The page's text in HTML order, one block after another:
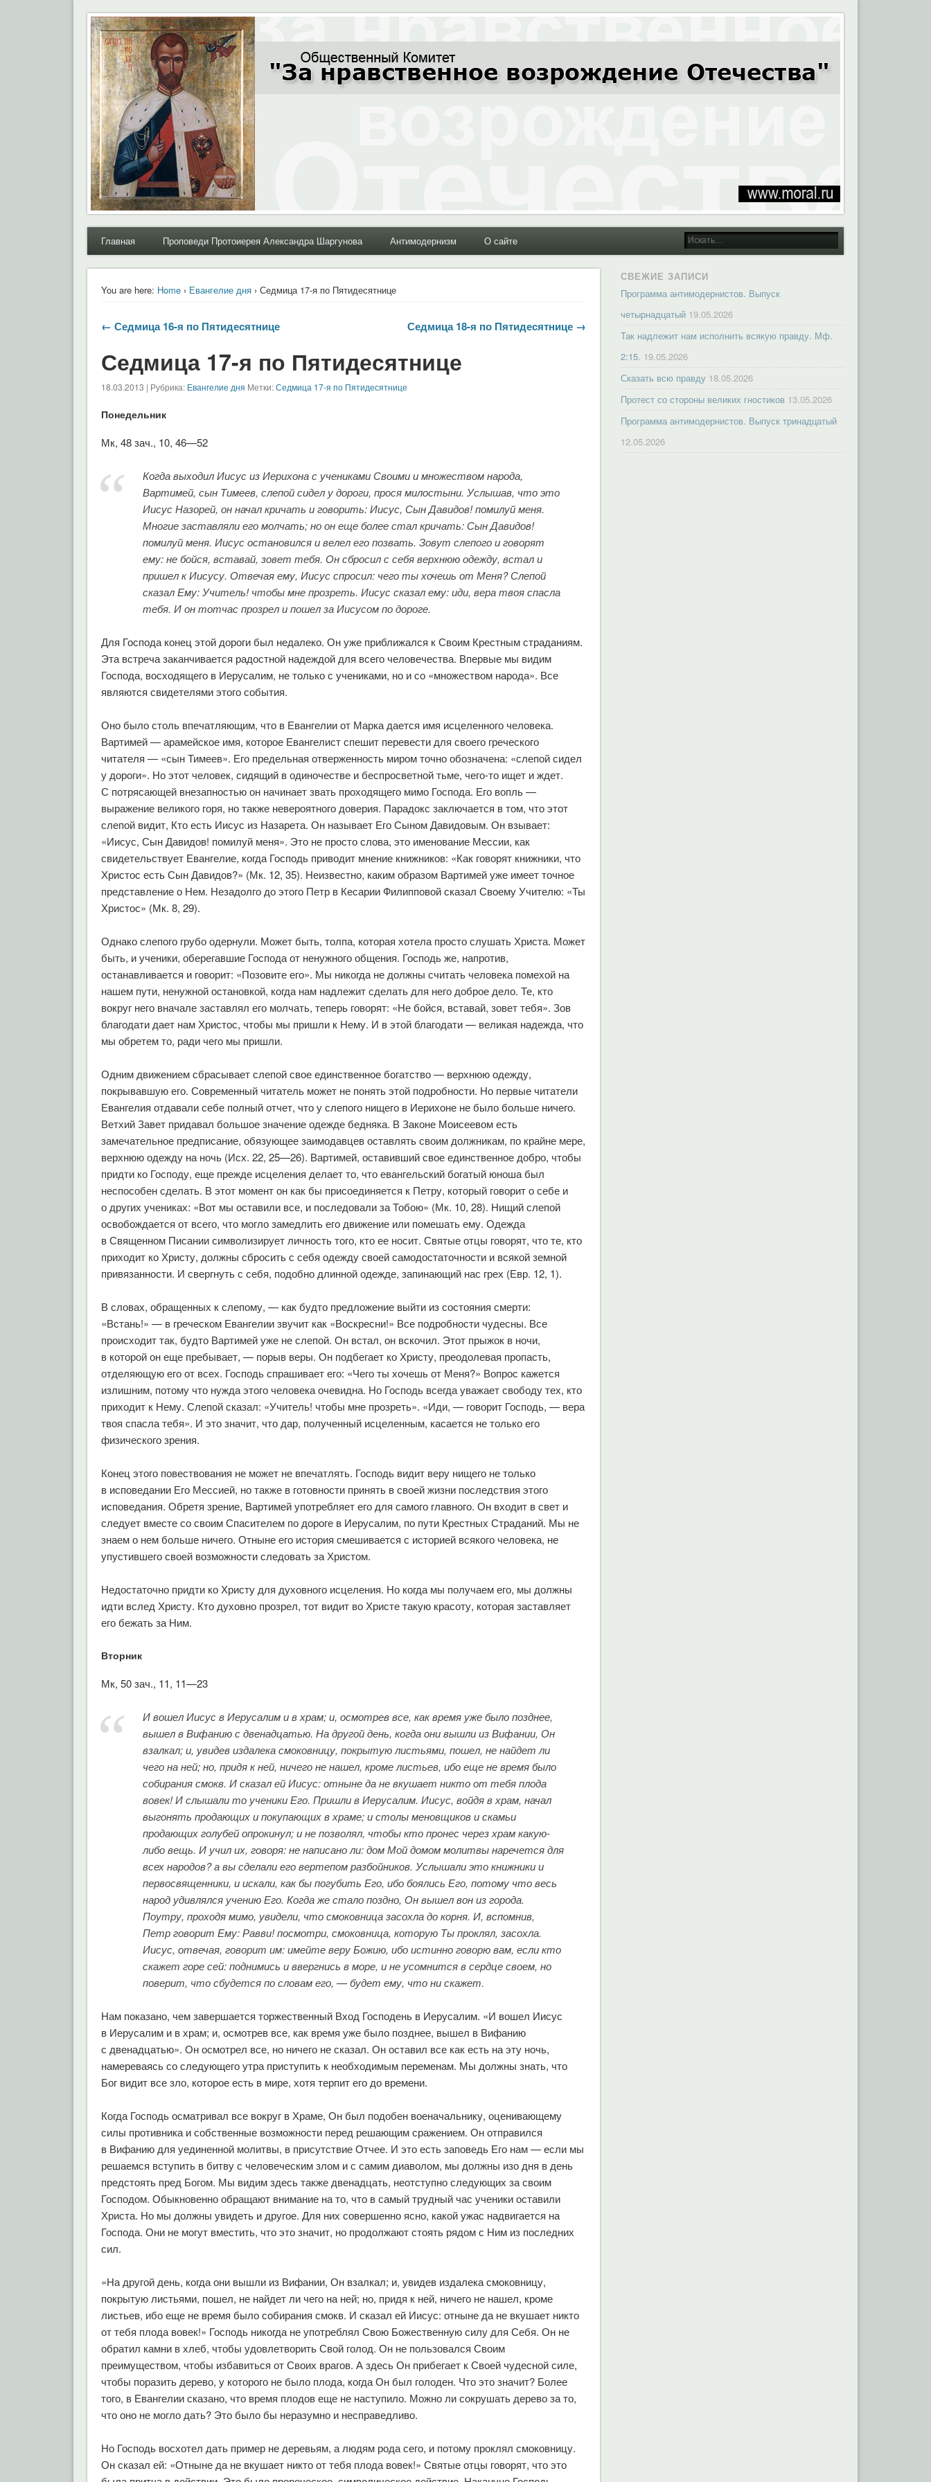
Moral.Ru
Общественный Комитет "За нравственное возрождение Отечества"
Главная Проповеди Протоиерея Александра Шаргунова Антимодернизм О сайте
You are here: Home› Евангелие дня› Седмица 17-я по Пятидесятнице
← Седмица 16-я по Пятидесятнице Седмица 18-я по Пятидесятнице →
Седмица 17-я по Пятидесятнице
18.03.2013 | Рубрика: Евангелие дня Метки:Седмица 17-я по Пятидесятнице
Понедельник
Мк, 48 зач., 10, 46—52
Когда выходил Иисус из Иерихона с учениками Своими и множеством народа,
Вартимей, сын Тимеев, слепой сидел у дороги, прося милостыни. Услышав, что это
Иисус Назорей, он начал кричать и говорить: Иисус, Сын Давидов! помилуй меня.
Многие заставляли его молчать; но он еще более стал кричать: Сын Давидов!
помилуй меня. Иисус остановился и велел его позвать. Зовут слепого и говорят
ему: не бойся, вставай, зовет тебя. Он сбросил с себя верхнюю одежду, встал и
пришел к Иисусу. Отвечая ему, Иисус спросил: чего ты хочешь от Меня? Слепой
сказал Ему: Учитель! чтобы мне прозреть. Иисус сказал ему: иди, вера твоя спасла
тебя. И он тотчас прозрел и пошел за Иисусом по дороге.
Для Господа конец этой дороги был недалеко. Он уже приближался к Своим Крестным страданиям.
Эта встреча заканчивается радостной надеждой для всего человечества. Впервые мы видим
Господа, восходящего в Иерусалим, не только с учениками, но и со «множеством народа». Все
являются свидетелями этого события.
Оно было столь впечатляющим, что в Евангелии от Марка дается имя исцеленного человека.
Вартимей — арамейское имя, которое Евангелист спешит перевести для своего греческого
читателя — «сын Тимеев». Его предельная отверженность миром точно обозначена: «слепой сидел
у дороги». Но этот человек, сидящий в одиночестве и беспросветной тьме, чего-то ищет и ждет.
С потрясающей внезапностью он начинает звать проходящего мимо Господа. Его вопль —
выражение великого горя, но также невероятного доверия. Парадокс заключается в том, что этот
слепой видит, Кто есть Иисус из Назарета. Он называет Его Сыном Давидовым. Он взывает:
«Иисус, Сын Давидов! помилуй меня». Это не просто слова, это именование Мессии, как
свидетельствует Евангелие, когда Господь приводит мнение книжников: «Как говорят книжники, что
Христос есть Сын Давидов?» (Мк. 12, 35). Неизвестно, каким образом Вартимей уже имеет точное
представление о Нем. Незадолго до этого Петр в Кесарии Филипповой сказал Своему Учителю: «Ты
Христос» (Мк. 8, 29).
Однако слепого грубо одернули. Может быть, толпа, которая хотела просто слушать Христа. Может
быть, и ученики, оберегавшие Господа от ненужного общения. Господь же, напротив,
останавливается и говорит: «Позовите его». Мы никогда не должны считать человека помехой на
нашем пути, ненужной остановкой, когда нам надлежит сделать для него доброе дело. Те, кто
вокруг него вначале заставлял его молчать, теперь говорят: «Не бойся, вставай, зовет тебя». Зов
благодати дает нам Христос, чтобы мы пришли к Нему. И в этой благодати — великая надежда, что
мы обретем то, ради чего мы пришли.
Одним движением сбрасывает слепой свое единственное богатство — верхнюю одежду,
покрывавшую его. Современный читатель может не понять этой подробности. Но первые читатели
Евангелия отдавали себе полный отчет, что у слепого нищего в Иерихоне не было больше ничего.
Ветхий Завет придавал большое значение одежде бедняка. В Законе Моисеевом есть
замечательное предписание, обязующее заимодавцев оставлять своим должникам, по крайне мере,
верхнюю одежду на ночь (Исх. 22, 25—26). Вартимей, оставивший свое единственное добро, чтобы
придти ко Господу, еще прежде исцеления делает то, что евангельский богатый юноша был
неспособен сделать. В этот момент он как бы присоединяется к Петру, который говорит о себе и
о других учениках: «Вот мы оставили все, и последовали за Тобою» (Мк. 10, 28). Нищий слепой
освобождается от всего, что могло замедлить его движение или помешать ему. Одежда
в Священном Писании символизирует личность того, кто ее носит. Святые отцы говорят, что те, кто
приходит ко Христу, должны сбросить с себя одежду своей самодостаточности и всякой земной
привязанности. И свергнуть с себя, подобно длинной одежде, запинающий нас грех (Евр. 12, 1).
В словах, обращенных к слепому, — как будто предложение выйти из состояния смерти:
«Встань!» — в греческом Евангелии звучит как «Воскресни!» Все подробности чудесны. Все
происходит так, будто Вартимей уже не слепой. Он встал, он вскочил. Этот прыжок в ночи,
в которой он еще пребывает, — порыв веры. Он подбегает ко Христу, преодолевая пропасть,
отделяющую его от всех. Господь спрашивает его: «Чего ты хочешь от Меня?» Вопрос кажется
излишним, потому что нужда этого человека очевидна. Но Господь всегда уважает свободу тех, кто
приходит к Нему. Слепой сказал: «Учитель! чтобы мне прозреть». «Иди, — говорит Господь, — вера
твоя спасла тебя». И это значит, что дар, полученный исцеленным, касается не только его
физического зрения.
Конец этого повествования не может не впечатлять. Господь видит веру нищего не только
в исповедании Его Мессией, но также в готовности принять в своей жизни последствия этого
исповедания. Обретя зрение, Вартимей употребляет его для самого главного. Он входит в свет и
следует вместе со своим Спасителем по дороге в Иерусалим, по пути Крестных Страданий. Мы не
знаем о нем больше ничего. Отныне его история смешивается с историей всякого человека, не
упустившего своей возможности следовать за Христом.
Недостаточно придти ко Христу для духовного исцеления. Но когда мы получаем его, мы должны
идти вслед Христу. Кто духовно прозрел, тот видит во Христе такую красоту, которая заставляет
его бежать за Ним.
Вторник
Мк, 50 зач., 11, 11—23
И вошел Иисус в Иерусалим и в храм; и, осмотрев все, как время уже было позднее,
вышел в Вифанию с двенадцатью. На другой день, когда они вышли из Вифании, Он
взалкал; и, увидев издалека смоковницу, покрытую листьями, пошел, не найдет ли
чего на ней; но, придя к ней, ничего не нашел, кроме листьев, ибо еще не время было
собирания смокв. И сказал ей Иисус: отныне да не вкушает никто от тебя плода
вовек! И слышали то ученики Его. Пришли в Иерусалим. Иисус, войдя в храм, начал
выгонять продающих и покупающих в храме; и столы меновщиков и скамьи
продающих голубей опрокинул; и не позволял, чтобы кто пронес через храм какую-
либо вещь. И учил их, говоря: не написано ли: дом Мой домом молитвы наречется для
всех народов? а вы сделали его вертепом разбойников. Услышали это книжники и
первосвященники, и искали, как бы погубить Его, ибо боялись Его, потому что весь
народ удивлялся учению Его. Когда же стало поздно, Он вышел вон из города.
Поутру, проходя мимо, увидели, что смоковница засохла до корня. И, вспомнив,
Петр говорит Ему: Равви! посмотри, смоковница, которую Ты проклял, засохла.
Иисус, отвечая, говорит им: имейте веру Божию, ибо истинно говорю вам, если кто
скажет горе сей: поднимись и ввергнись в море, и не усомнится в сердце своем, но
поверит, что сбудется по словам его, — будет ему, что ни скажет.
Нам показано, чем завершается торжественный Вход Господень в Иерусалим. «И вошел Иисус
в Иерусалим и в храм; и, осмотрев все, как время уже было позднее, вышел в Вифанию
с двенадцатью». Он осмотрел все, но ничего не сказал. Он оставил все как есть на эту ночь,
намереваясь со следующего утра приступить к необходимым переменам. Мы должны знать, что
Бог видит все зло, которое есть в мире, хотя терпит его до времени.
Когда Господь осматривал все вокруг в Храме, Он был подобен военачальнику, оценивающему
силы противника и собственные возможности перед решающим сражением. Он отправился
в Вифанию для уединенной молитвы, в присутствие Отчее. И это есть заповедь Его нам — если мы
решаемся вступить в битву с человеческим злом и с самим диаволом, мы должны изо дня в день
предстоять пред Богом. Мы видим здесь также двенадцать, неотступно следующих за своим
Господом. Обыкновенно обращают внимание на то, что в самый трудный час ученики оставили
Христа. Но мы должны увидеть и другое. Для них совершенно ясно, какой ужас надвигается на
Господа. Они не могут вместить, чтоэто значит, но продолжают стоять рядом с Ним из последних
сил.
«На другой день, когда они вышли из Вифании, Он взалкал; и, увидев издалека смоковницу,
покрытую листьями, пошел, не найдет ли чего на ней; но, придя к ней, ничего не нашел, кроме
листьев, ибо еще не время было собирания смокв. И сказал ей Иисус: отныне да не вкушает никто
от тебя плода вовек!» Господь никогда не употреблял Свою Божественную силу для Себя. Он не
обратил камни в хлеб, чтобы удовлетворить Свой голод. Он не пользовался Своим
преимуществом, чтобы избавиться от Своих врагов. А здесь Он прибегает к Своей чудесной силе,
чтобы поразить дерево, у которого не было плода, когда Он был голоден. Что это значит? Более
того, в Евангелии сказано, что время плодов еще не наступило. Можно ли сокрушать дерево за то,
что оно не могло дать? Это было бы неразумно и несправедливо.
Но Господь восхотел дать пример не деревьям, а людям рода сего, и потому проклял смоковницу.
Он сказал ей: «Отныне да не вкушает никто от тебя плода вовек!» Святые отцы говорят, что это
СВЕЖИЕ ЗАПИСИ
Программа антимодернистов. Выпуск
четырнадцатый 19.05.2026
Так надлежит нам исполнить всякую правду. Мф.
2:15. 19.05.2026
Сказать всю правду 18.05.2026
Протест со стороны великих гностиков 13.05.2026
Программа антимодернистов. Выпуск тринадцатый
12.05.2026